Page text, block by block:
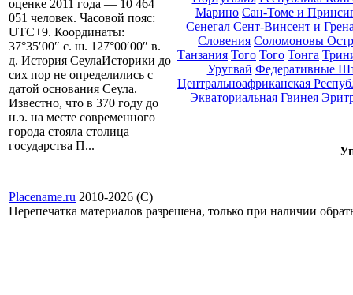
оценке 2011 года — 10 464
051 человек. Часовой пояс:
UTC+9. Координаты:
37°35′00″ с. ш. 127°00′00″ в.
д. История СеулаИсторики до
сих пор не определились с
датой основания Сеула.
Известно, что в 370 году до
н.э. на месте современного
города стояла столица
государства П...
Марино Сан-Томе и
Сенегал Сент-Винсент и
Словения Соломоновы
Танзания Того Того Тонга
Уругвай Федеративные
Центральноафриканская
Экваториальная Гвинея
Placename.ru 2010-2026 (С)
Перепечатка материалов разрешена, только при наличии